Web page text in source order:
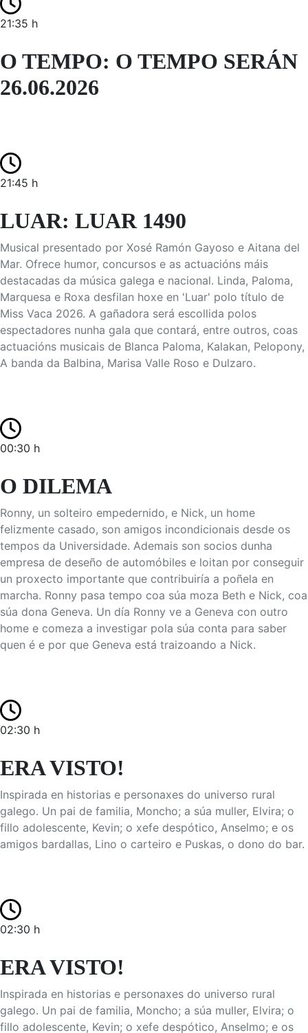
21:35 h
O TEMPO: O TEMPO SERÁN
26.06.2026
21:45 h
LUAR: LUAR 1490
Musical presentado por Xosé Ramón Gayoso e Aitana del
Mar. Ofrece humor, concursos e as actuacións máis
destacadas da música galega e nacional. Linda, Paloma,
Marquesa e Roxa desfilan hoxe en 'Luar' polo título de
Miss Vaca 2026. A gañadora será escollida polos
espectadores nunha gala que contará, entre outros, coas
actuacións musicais de Blanca Paloma, Kalakan, Pelopony,
A banda da Balbina, Marisa Valle Roso e Dulzaro.
00:30 h
O DILEMA
Ronny, un solteiro empedernido, e Nick, un home
felizmente casado, son amigos incondicionais desde os
tempos da Universidade. Ademais son socios dunha
empresa de deseño de automóbiles e loitan por conseguir
un proxecto importante que contribuiría a poñela en
marcha. Ronny pasa tempo coa súa moza Beth e Nick, coa
súa dona Geneva. Un día Ronny ve a Geneva con outro
home e comeza a investigar pola súa conta para saber
quen é e por que Geneva está traizoando a Nick.
02:30 h
ERA VISTO!
Inspirada en historias e personaxes do universo rural
galego. Un pai de familia, Moncho; a súa muller, Elvira; o
fillo adolescente, Kevin; o xefe despótico, Anselmo; e os
amigos bardallas, Lino o carteiro e Puskas, o dono do bar.
02:30 h
ERA VISTO!
Inspirada en historias e personaxes do universo rural
galego. Un pai de familia, Moncho; a súa muller, Elvira; o
fillo adolescente, Kevin; o xefe despótico, Anselmo; e os